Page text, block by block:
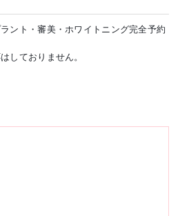
ント・審美・ホワイトニング完全予約
しておりません。